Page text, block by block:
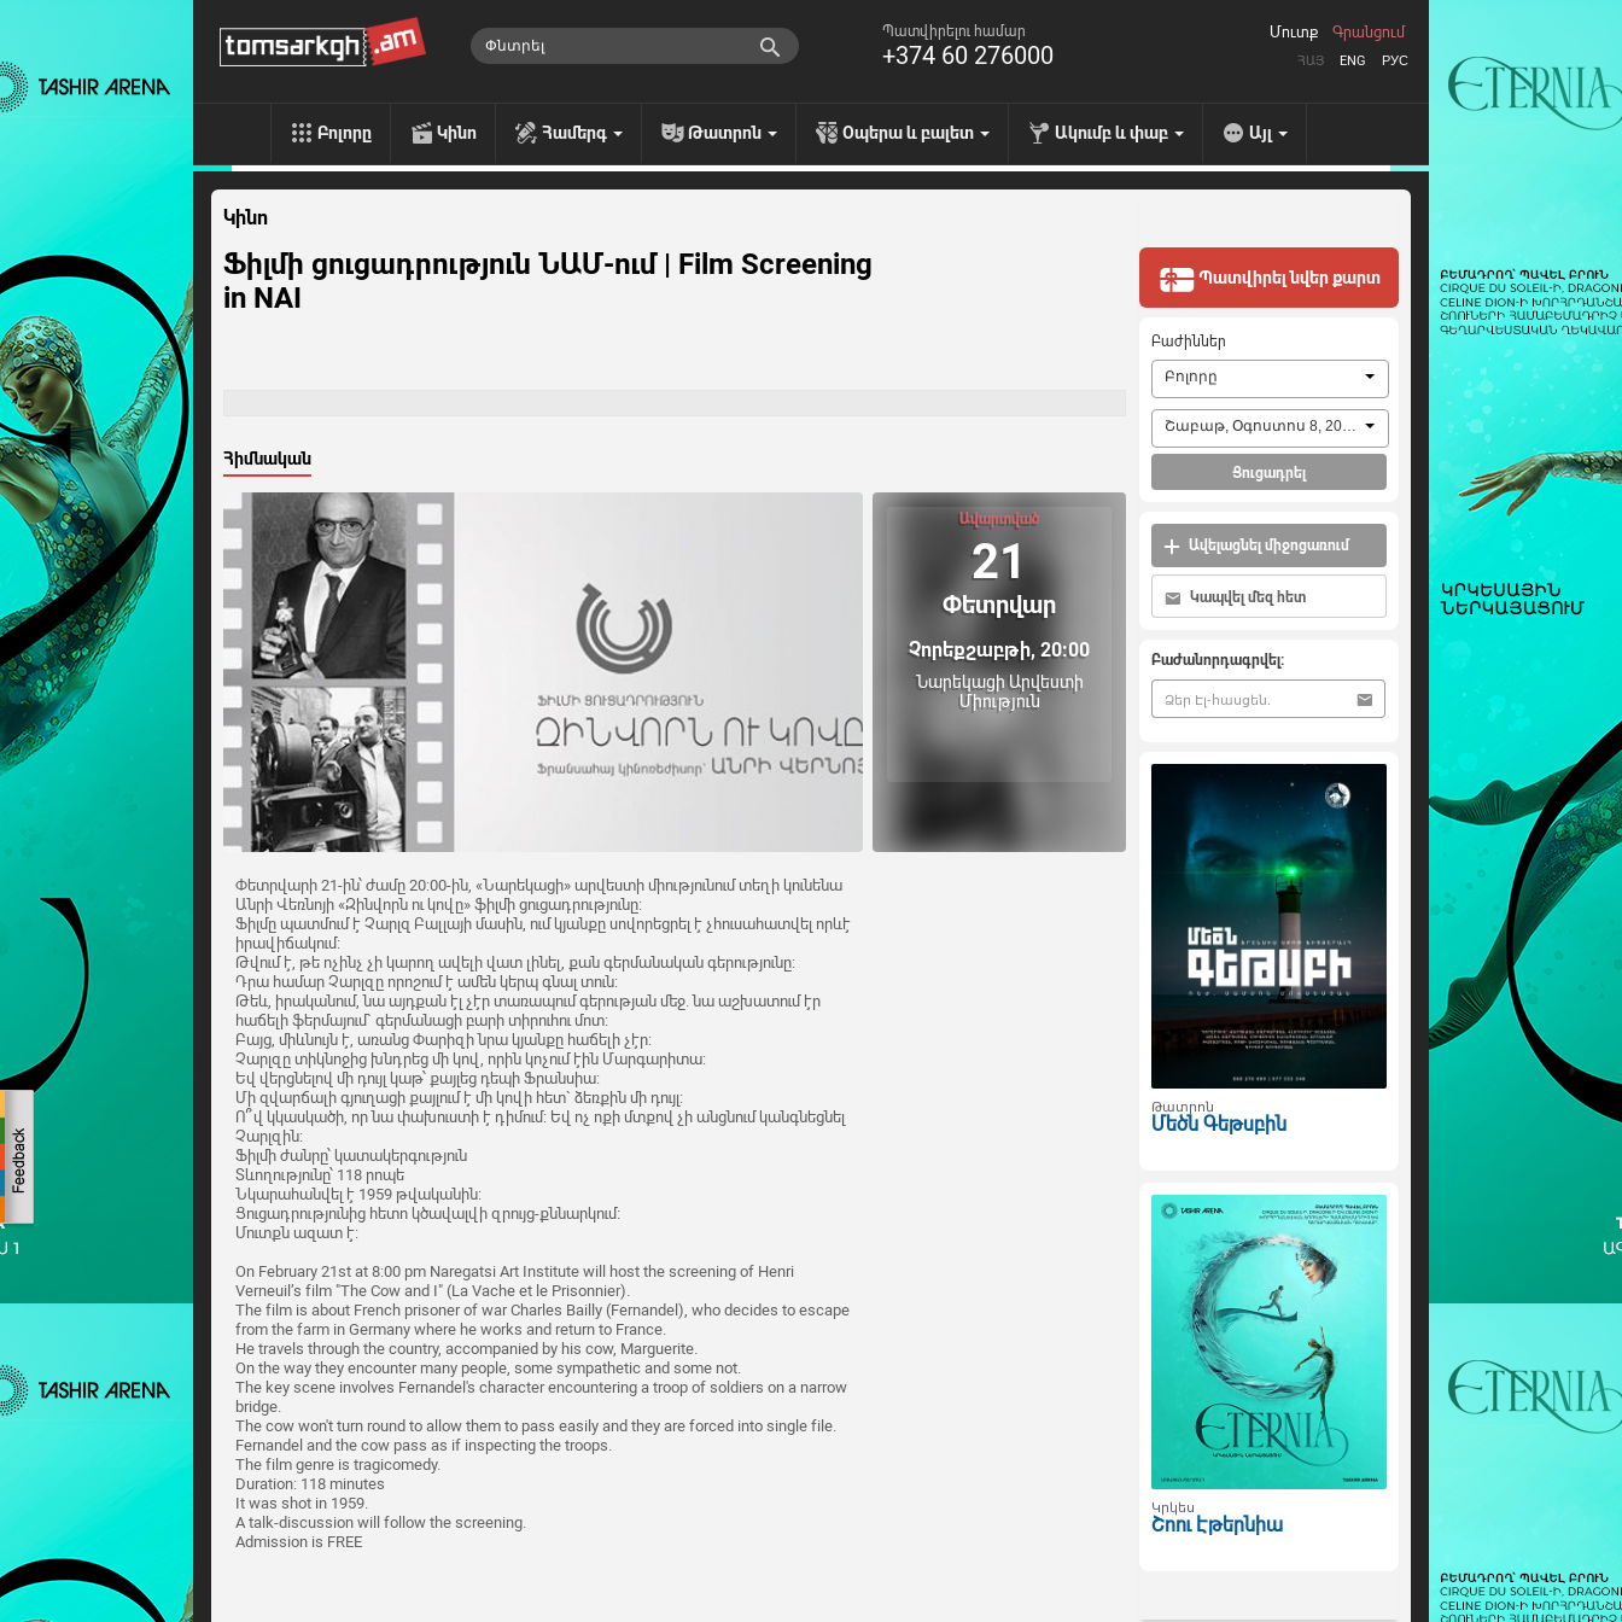
Պատվիրելու համար
+374 60 276000 ՀԱՅ ENG РУС
Մուտք Գրանցում
Բոլորը Կինո Համերգ Թատրոն Օպերա և բալետ Ակումբ և փաբ Այլ
Կինո
Ֆիլմի ցուցադրություն ՆԱՄ-ում | Film Screening
in NAI
Հիմնական
Ավարտված
21
Փետրվար
Չորեքշաբթի, 20:00
Նարեկացի Արվեստի
Միություն
Փետրվարի 21-ին՝ ժամը 20:00-ին, «Նարեկացի» արվեստի միությունում տեղի կունենա
Անրի Վեռնոյի «Զինվորն ու կովը» ֆիլմի ցուցադրությունը:
Ֆիլմը պատմում է Չարլզ Բալլայի մասին, ում կյանքը սովորեցրել է չհուսահատվել որևէ
իրավիճակում:
Թվում է, թե ոչինչ չի կարող ավելի վատ լինել, քան գերմանական գերությունը:
Դրա համար Չարլզը որոշում է ամեն կերպ գնալ տուն:
Թեև, իրականում, նա այդքան էլ չէր տառապում գերության մեջ. նա աշխատում էր
հաճելի ֆերմայում` գերմանացի բարի տիրուհու մոտ:
Բայց, միևնույն է, առանց Փարիզի նրա կյանքը հաճելի չէր:
Չարլզը տիկնոջից խնդրեց մի կով, որին կոչում էին Մարգարիտա:
Եվ վերցնելով մի դույլ կաթ՝ քայլեց դեպի Ֆրանսիա:
Մի զվարճալի գյուղացի քայլում է մի կովի հետ` ձեռքին մի դույլ:
Ո՞վ կկասկածի, որ նա փախուստի է դիմում: Եվ ոչ ոքի մտքով չի անցնում կանգնեցնել
Չարլզին:
Ֆիլմի ժանրը՝ կատակերգություն
Տևողությունը՝ 118 րոպե
Նկարահանվել է 1959 թվականին:
Ցուցադրությունից հետո կծավալվի զրույց-քննարկում։
Մուտքն ազատ է:
On February 21st at 8:00 pm Naregatsi Art Institute will host the screening of Henri
Verneuil’s film "The Cow and I" (La Vache et le Prisonnier).
The film is about French prisoner of war Charles Bailly (Fernandel), who decides to escape
from the farm in Germany where he works and return to France.
He travels through the country, accompanied by his cow, Marguerite.
On the way they encounter many people, some sympathetic and some not.
The key scene involves Fernandel's character encountering a troop of soldiers on a narrow
bridge.
The cow won't turn round to allow them to pass easily and they are forced into single file.
Fernandel and the cow pass as if inspecting the troops.
The film genre is tragicomedy.
Duration: 118 minutes
It was shot in 1959.
A talk-discussion will follow the screening.
Admission is FREE
Պատվիրել նվեր քարտ
Բաժիններ
Բոլորը
Շաբաթ, Օգոստոս 8, 2026
Ցուցադրել
Ավելացնել միջոցառում
Կապվել մեզ հետ
Բաժանորդագրվել:
Թատրոն
Մեծն Գեթսբին
Կրկես
Շոու Էթերնիա